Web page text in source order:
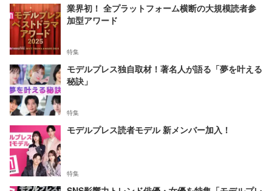
業界初！ 全プラットフォーム横断の大規模読者参
加型アワード
特集
モデルプレス独自取材！著名人が語る「夢を叶える
秘訣」
特集
モデルプレス読者モデル 新メンバー加入！
特集